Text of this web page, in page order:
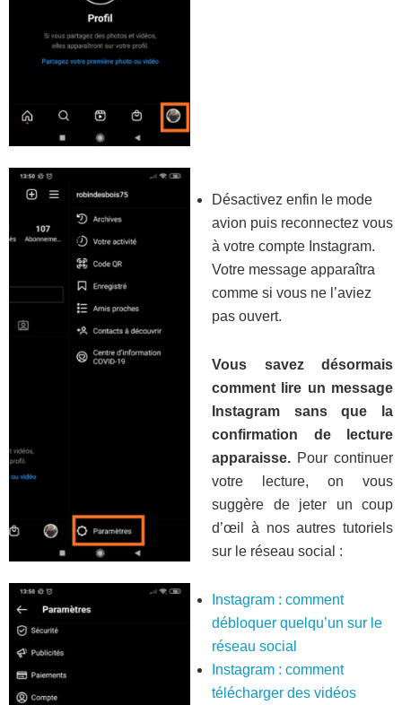
Désactivez enfin le mode
avion puis reconnectez vous
à votre compte Instagram.
Votre message apparaîtra
comme si vous ne l’aviez
pas ouvert.
Vous savez désormais
comment lire un message
Instagram sans que la
confirmation de lecture
apparaisse. Pour continuer
votre lecture, on vous
suggère de jeter un coup
d’œil à nos autres tutoriels
sur le réseau social :
Instagram : comment
débloquer quelqu’un sur le
réseau social
Instagram : comment
télécharger des vidéos